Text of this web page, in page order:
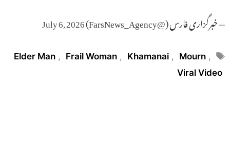
— خبرگزاری فارس (@FarsNews_Agency) July 6, 2026
Tags
Elder Man , Frail Woman , Khamanai , Mourn ,
Viral Video